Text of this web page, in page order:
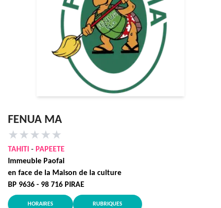
FENUA MA
★ ★ ★ ★ ★
TAHITI - PAPEETE
Immeuble Paofai
en face de la Maison de la culture
BP 9636 - 98 716 PIRAE
HORAIRES RUBRIQUES